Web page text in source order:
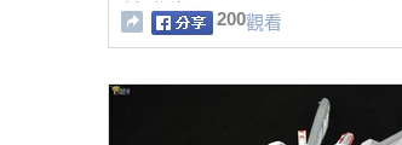
就發生了…
200觀看